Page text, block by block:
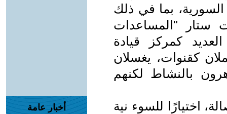
السورية، بما في ذلك
ستار "المساعدات
كمركز قيادة
كقنوات، يغسلان
بالنشاط لكنهم
اختيارًا للسوء نية
أخبار عامة